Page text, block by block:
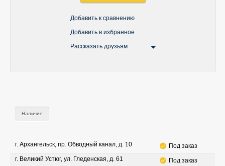
Добавить к сравнению
Добавить в избранное
Рассказать друзьям
Наличие
г. Архангельск, пр. Обводный канал, д. 10
Под заказ
г. Великий Устюг, ул. Гледенская, д. 61
Под заказ